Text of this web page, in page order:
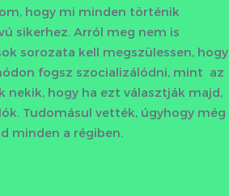
hogy mi minden történik
sikerhez. Arról meg nem is
sorozata kell megszülessen, hogy
fogsz szocializálódni, mint az
hogy ha ezt választják majd,
Tudomásul vették, úgyhogy még
minden a régiben.